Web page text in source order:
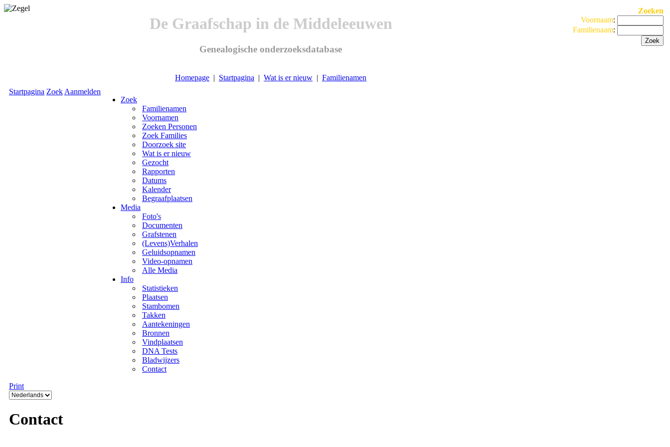
De Graafschap in de Middeleeuwen
Genealogische onderzoeksdatabase
Homepage | Startpagina | Wat is er nieuw | Familienamen
Zoeken
Voornaam:
Familienaam:
Startpagina Zoek Aanmelden
Zoek
Familienamen
Voornamen
Zoeken Personen
Zoek Families
Doorzoek site
Wat is er nieuw
Gezocht
Rapporten
Datums
Kalender
Begraafplaatsen
Media
Foto's
Documenten
Grafstenen
(Levens)Verhalen
Geluidsopnamen
Video-opnamen
Alle Media
Info
Statistieken
Plaatsen
Stambomen
Takken
Aantekeningen
Bronnen
Vindplaatsen
DNA Tests
Bladwijzers
Contact
Print
Contact